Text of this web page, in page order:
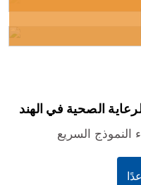
الصحية في الهند